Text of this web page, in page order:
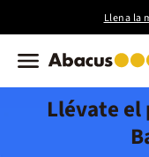
Llena la
Llévate